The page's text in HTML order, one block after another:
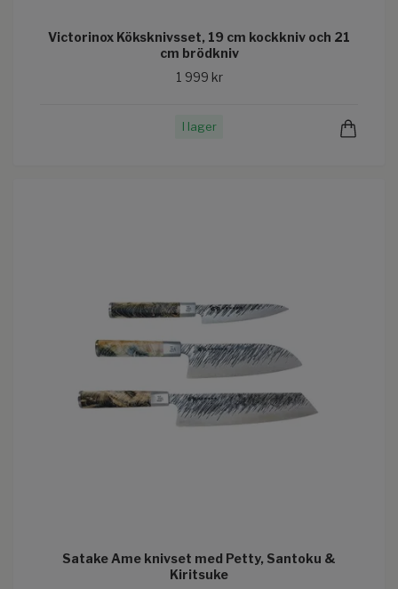
Victorinox Köksknivsset, 19 cm kockkniv och 21
cm brödkniv
1 999 kr
I lager
Satake Ame knivset med Petty, Santoku &
Kiritsuke